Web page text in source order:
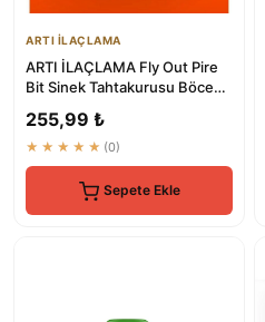
ARTI İLAÇLAMA
ARTI İLAÇLAMA Fly Out Pire
Bit Sinek Tahtakurusu Böcek
255,99 ₺
★★★★★ (0)
Sepete Ekle